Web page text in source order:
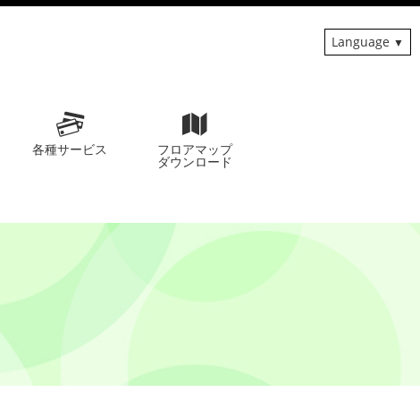
各種サービス フロアマップ
ダウンロード
Language